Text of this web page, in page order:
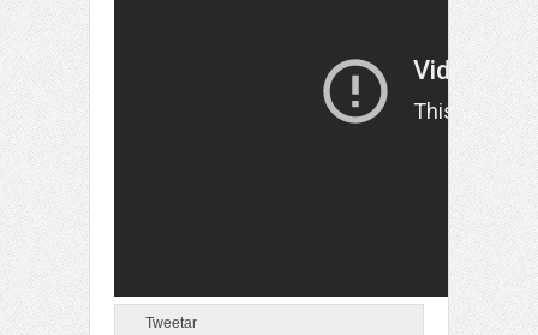
Tweetar